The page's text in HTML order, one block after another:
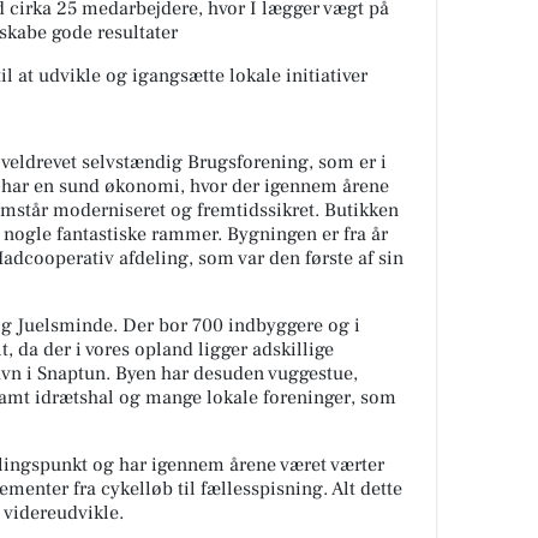
cirka 25 medarbejdere, hvor I lægger vægt på
gode resultater
at udvikle og igangsætte lokale initiativer
selvstændig Brugsforening, som er i
en sund økonomi, hvor der igennem årene
moderniseret og fremtidssikret. Butikken
fantastiske rammer. Bygningen er fra år
afdeling, som var den første af sin
Juelsminde. Der bor 700 indbyggere og i
da der i vores opland ligger adskillige
i Snaptun. Byen har desuden vuggestue,
idrætshal og mange lokale foreninger, som
og har igennem årene været værter
fra cykelløb til fællesspisning. Alt dette